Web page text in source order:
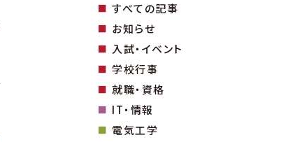
すべての記事
お知らせ
入試・イベント
学校行事
就職・資格
IT・情報
電気工学